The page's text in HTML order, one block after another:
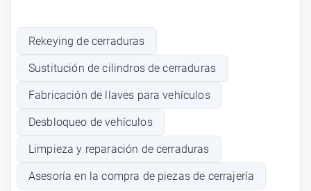
Rekeying de cerraduras
Sustitución de cilindros de cerraduras
Fabricación de llaves para vehículos
Desbloqueo de vehículos
Limpieza y reparación de cerraduras
Asesoría en la compra de piezas de cerrajería